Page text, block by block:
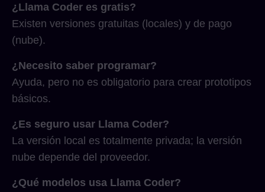
¿Llama Coder es gratis?
Existen versiones gratuitas (locales) y de pago
(nube).
¿Necesito saber programar?
Ayuda, pero no es obligatorio para crear prototipos
básicos.
¿Es seguro usar Llama Coder?
La versión local es totalmente privada; la versión
nube depende del proveedor.
¿Qué modelos usa Llama Coder?